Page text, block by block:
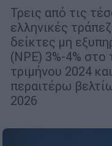
Τρεις από τις
ελληνικές
δείκτες μη
(NPE) 3%-4%
τριμήνου 2024
περαιτέρω
2026